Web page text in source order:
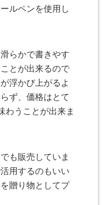
ルペンを使用し
らかで書きやす
とが出来るので
浮かび上がるよ
ず、価格はとて
わうことが出来ま
も販売していま
用するのもいい
贈り物としてプ